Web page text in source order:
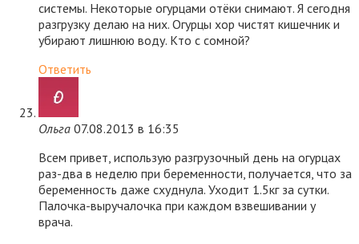
системы. Некоторые огурцами отёки снимают. Я сегодня
разгрузку делаю на них. Огурцы хор чистят кишечник и
убирают лишнюю воду. Кто с сомной?
Ответить
Ольга 07.08.2013 в 16:35
Всем привет, использую разгрузочный день на огурцах
раз-два в неделю при беременности, получается, что за
беременность даже схуднула. Уходит 1.5кг за сутки.
Палочка-выручалочка при каждом взвешивании у
врача.